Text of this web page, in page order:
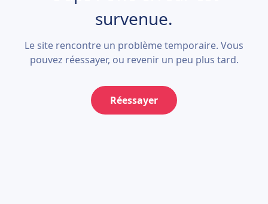
survenue.
Le site rencontre un problème temporaire. Vous
pouvez réessayer, ou revenir un peu plus tard.
Réessayer